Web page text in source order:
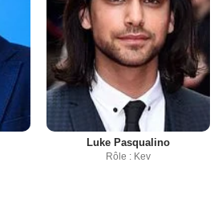
Luke Pasqualino
Rôle : Kev